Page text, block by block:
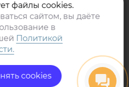
дом 106, офис 401
Политика
файлы cookies.
сайтом, вы даёте
в
Политикой
cookies